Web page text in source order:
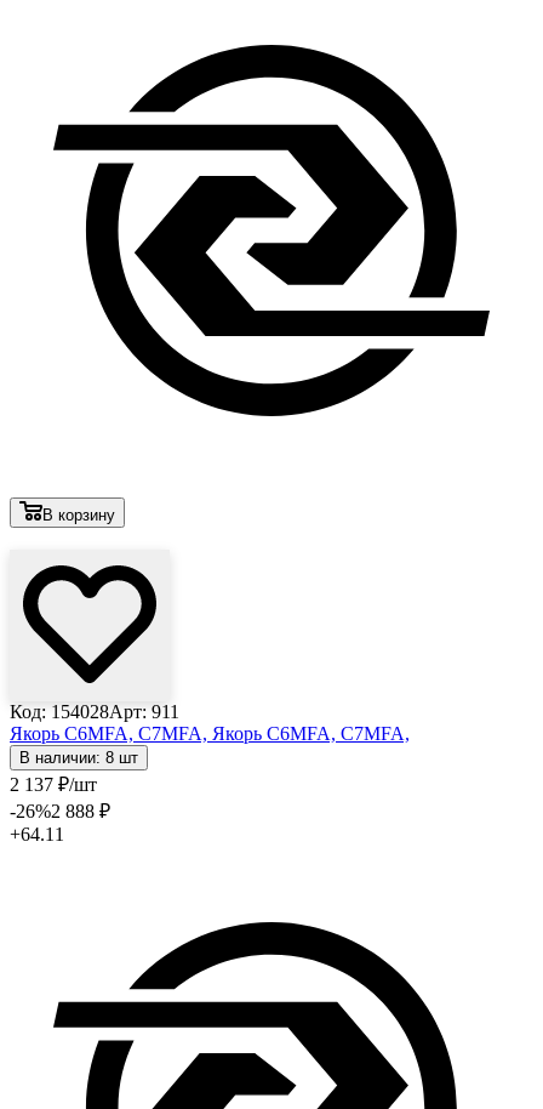
В корзину
Код: 154028Арт: 911
Якорь C6MFA, C7MFA, Якорь C6MFA, C7MFA,
В наличии: 8 шт
2 137 ₽/шт
-26%2 888 ₽
+64.11